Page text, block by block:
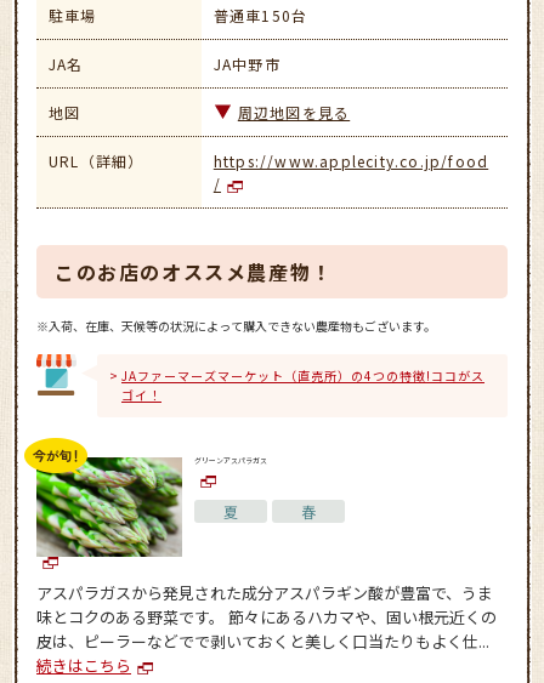
駐車場 普通車150台
JA名 JA中野市
地図 周辺地図を見る
URL（詳細）
https://www.applecity.co.jp/food
/
このお店のオススメ農産物！
※入荷、在庫、天候等の状況によって購入できない農産物もございます。
JAファーマーズマーケット（直売所）の4つの特徴!ココがス
ゴイ！
グリーンアスパラガス
夏 春
アスパラガスから発見された成分アスパラギン酸が豊富で、うま
味とコクのある野菜です。 節々にあるハカマや、固い根元近くの
皮は、ピーラーなどでで剥いておくと美しく口当たりもよく仕...
続きはこちら